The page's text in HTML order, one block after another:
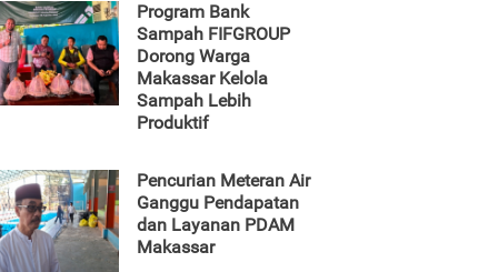
Program Bank
Sampah FIFGROUP
Dorong Warga
Makassar Kelola
Sampah Lebih
Produktif
Pencurian Meteran Air
Ganggu Pendapatan
dan Layanan PDAM
Makassar